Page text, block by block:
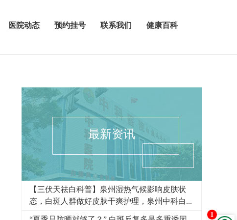
1
医院动态 预约挂号 联系我们 健康百科
最新资讯
【三伏天祛白科普】泉州湿热气候影响皮肤状
态，白斑人群做好皮肤干爽护理，泉州中科白...